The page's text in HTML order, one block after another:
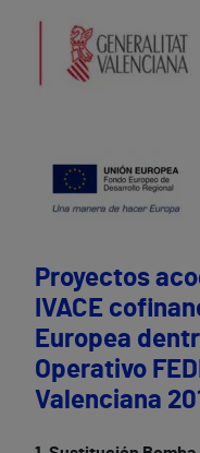
Proyectos
IVACE
Europea
Operativo
Valenciana